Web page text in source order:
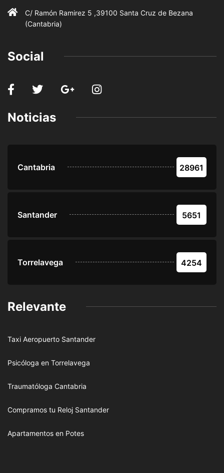
C/ Ramón Ramirez 5 ,39100 Santa Cruz de Bezana
(Cantabria)
Social
Noticias
Cantabria 28961
Santander 5651
Torrelavega 4254
Relevante
Taxi Aeropuerto Santander
Psicóloga en Torrelavega
Traumatóloga Cantabria
Compramos tu Reloj Santander
Apartamentos en Potes